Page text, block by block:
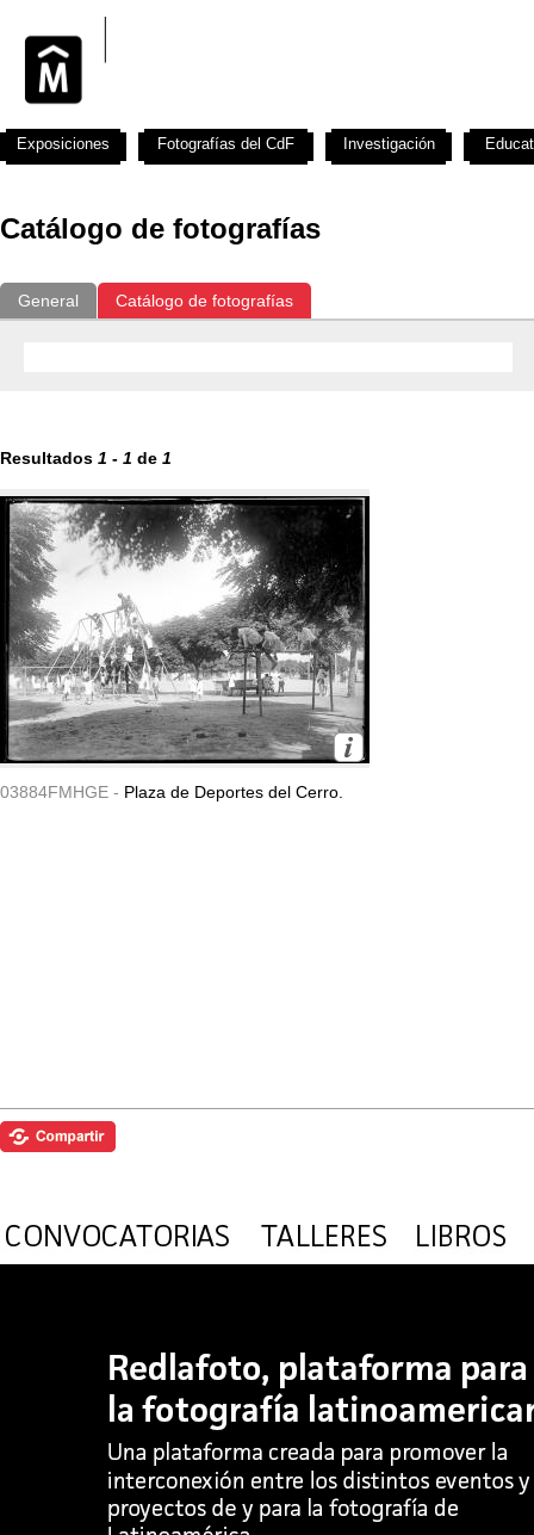
Catálogo de fotografías
General Catálogo de fotografías
Resultados 1 - 1 de 1
03884FMHGE - Plaza de Deportes del Cerro.
Exposiciones Fotografías del CdF Investigación